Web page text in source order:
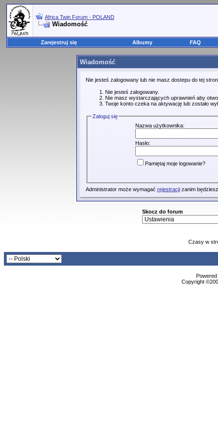
Africa Twin Forum - POLAND
Wiadomość
Zarejestruj się Albumy FAQ
Wiadomość
Nie jesteś zalogowany lub nie masz dostepu do tej
Nie jesteś zalogowany.
Nie masz wystarczających uprawnień aby
Twoje konto czeka na aktywację lub zostało
Zaloguj się
Nazwa użytkownika:
Hasło:
Pamiętaj moje logowanie?
Administrator może wymagać rejestracjizanim
Skocz do forum
Czasy w
Copyright